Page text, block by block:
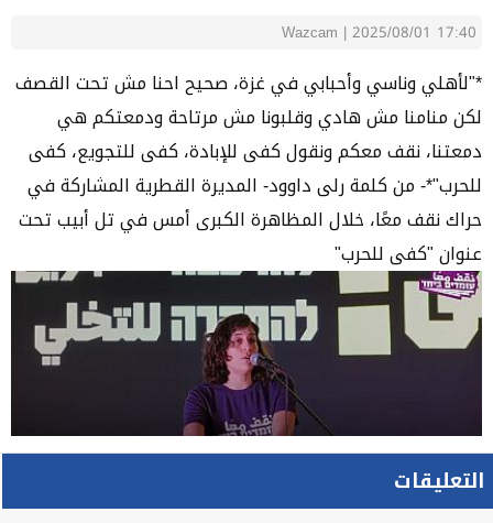
Wazcam | 2025/08/01 17:40
*"لأهلي وناسي وأحبابي في غزة، صحيح احنا مش تحت القصف
لكن منامنا مش هادي وقلبونا مش مرتاحة ودمعتكم هي
دمعتنا، نقف معكم ونقول كفى للإبادة، كفى للتجويع، كفى
للحرب"*- من كلمة رلى داوود- المديرة القطرية المشاركة في
حراك نقف معًا، خلال المظاهرة الكبرى أمس في تل أبيب تحت
عنوان "كفى للحرب"
التعليقات